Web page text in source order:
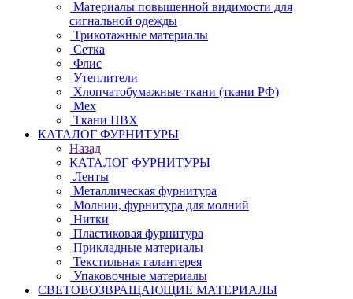
Материалы повышенной видимости для
сигнальной одежды
Трикотажные материалы
Сетка
Флис
Утеплители
Хлопчатобумажные ткани (ткани РФ)
Мех
Ткани ПВХ
КАТАЛОГ ФУРНИТУРЫ
Назад
КАТАЛОГ ФУРНИТУРЫ
Ленты
Металлическая фурнитура
Молнии, фурнитура для молний
Нитки
Пластиковая фурнитура
Прикладные материалы
Текстильная галантерея
Упаковочные материалы
СВЕТОВОЗВРАЩАЮЩИЕ МАТЕРИАЛЫ